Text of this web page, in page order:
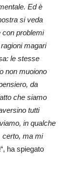
Ed è
si veda
con problemi
magari
le stesse
non muoiono
da
che siamo
tutti
in qualche
certo, ma mi
“, ha spiegato